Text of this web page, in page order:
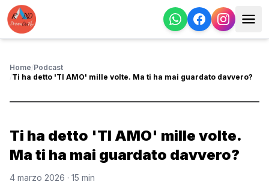
Home /Podcast
/Ti ha detto 'TI AMO' mille volte. Ma ti ha mai guardato davvero?
Ti ha detto 'TI AMO' mille volte.
Ma ti ha mai guardato davvero?
4 marzo 2026 · 15 min